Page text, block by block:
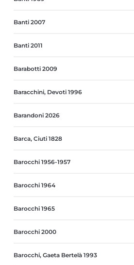
Banti 2007
Banti 2011
Barabotti 2009
Baracchini, Devoti 1996
Barandoni 2026
Barca, Ciuti 1828
Barocchi 1956-1957
Barocchi 1964
Barocchi 1965
Barocchi 2000
Barocchi, Gaeta Bertelà 1993